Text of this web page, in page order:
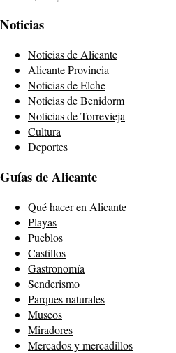
Noticias
Noticias de Alicante
Alicante Provincia
Noticias de Elche
Noticias de Benidorm
Noticias de Torrevieja
Cultura
Deportes
Guías de Alicante
Qué hacer en Alicante
Playas
Pueblos
Castillos
Gastronomía
Senderismo
Parques naturales
Museos
Miradores
Mercados y mercadillos